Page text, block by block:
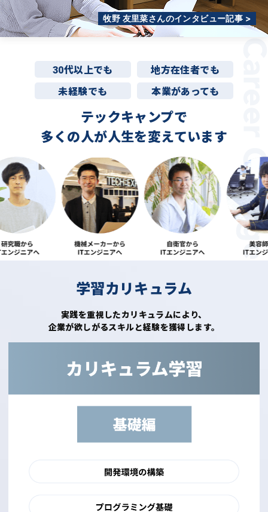
牧野 友里菜さんのインタビュー記事 >
30代以上でも
地方在住者でも
未経験でも
本業があっても
テックキャンプで
多くの人が人生を変えています
学習カリキュラム
実践を重視したカリキュラムにより、
企業が欲しがるスキルと経験を獲得します。